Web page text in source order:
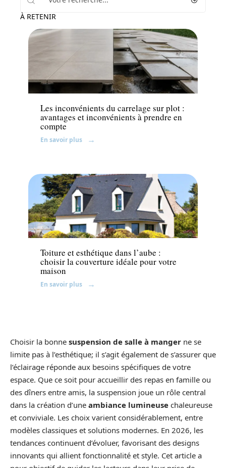
À RETENIR
Décoration Interieure
Les inconvénients du carrelage sur plot :
avantages et inconvénients à prendre en
compte
En savoir plus
Travaux
Toiture et esthétique dans l’aube :
choisir la couverture idéale pour votre
maison
En savoir plus
Choisir la bonne suspension de salle à manger ne se
limite pas à l’esthétique; il s’agit également de s’assurer que
l’éclairage réponde aux besoins spécifiques de votre
espace. Que ce soit pour accueillir des repas en famille ou
des dîners entre amis, la suspension joue un rôle central
dans la création d’une ambiance lumineuse chaleureuse
et conviviale. Les choix varient considérablement, entre
modèles classiques et solutions modernes. En 2026, les
tendances continuent d’évoluer, favorisant des designs
innovants qui allient fonctionnalité et style. Cet article a